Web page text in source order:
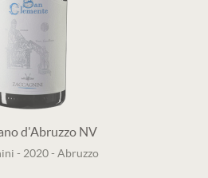
d'Abruzzo NV
- 2020- Abruzzo